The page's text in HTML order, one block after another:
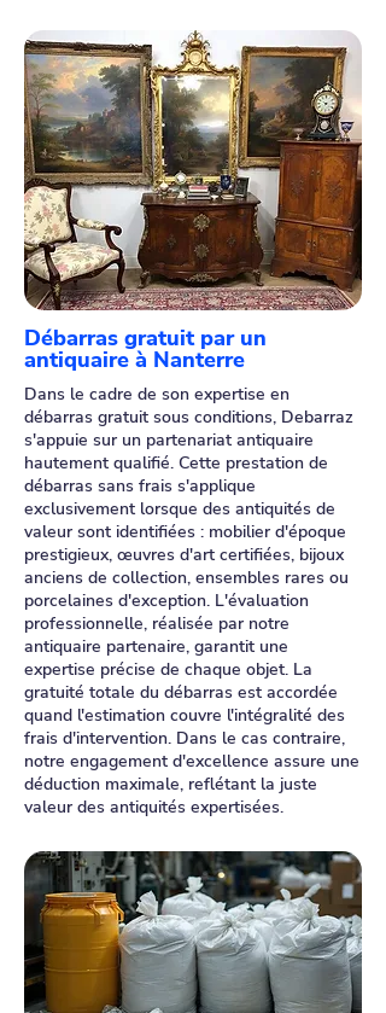
Débarras gratuit par un
antiquaire à Nanterre
Dans le cadre de son expertise en
débarras gratuit sous conditions, Debarraz
s'appuie sur un partenariat antiquaire
hautement qualifié. Cette prestation de
débarras sans frais s'applique
exclusivement lorsque des antiquités de
valeur sont identifiées : mobilier d'époque
prestigieux, œuvres d'art certifiées, bijoux
anciens de collection, ensembles rares ou
porcelaines d'exception. L'évaluation
professionnelle, réalisée par notre
antiquaire partenaire, garantit une
expertise précise de chaque objet. La
gratuité totale du débarras est accordée
quand l'estimation couvre l'intégralité des
frais d'intervention. Dans le cas contraire,
notre engagement d'excellence assure une
déduction maximale, reflétant la juste
valeur des antiquités expertisées.